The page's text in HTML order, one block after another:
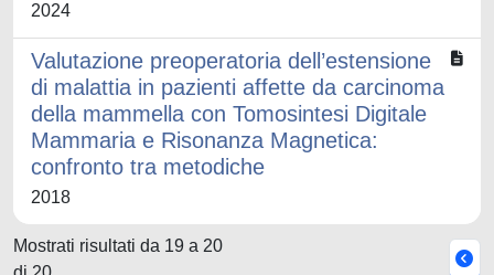
2024
Valutazione preoperatoria dell’estensione
di malattia in pazienti affette da carcinoma
della mammella con Tomosintesi Digitale
Mammaria e Risonanza Magnetica:
confronto tra metodiche
2018
Mostrati risultati da 19 a 20